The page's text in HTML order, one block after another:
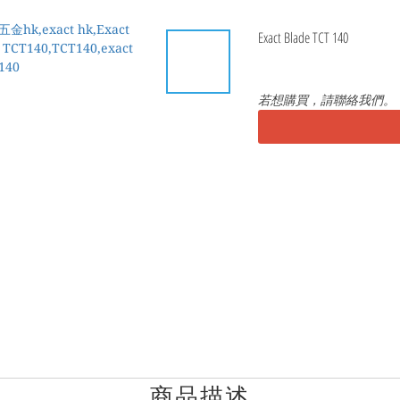
Exact Blade TCT 140
若想購買，請聯絡我們。